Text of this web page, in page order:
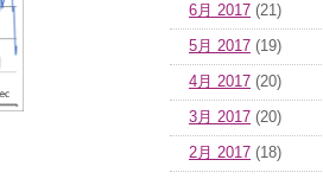
6月 2017 (21)
5月 2017 (19)
4月 2017 (20)
3月 2017 (20)
2月 2017 (18)